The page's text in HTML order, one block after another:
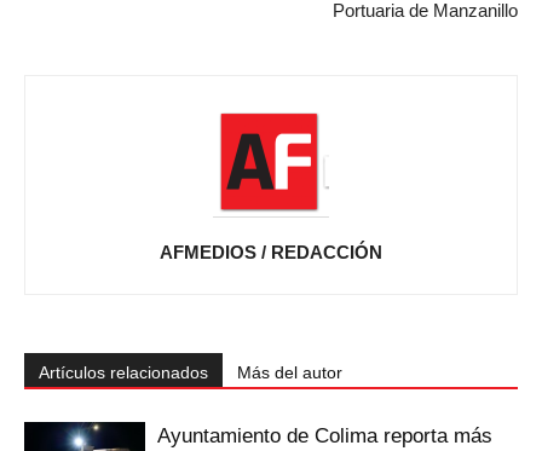
Portuaria de Manzanillo
AFMEDIOS / REDACCIÓN
Artículos relacionados Más del autor
Ayuntamiento de Colima reporta más